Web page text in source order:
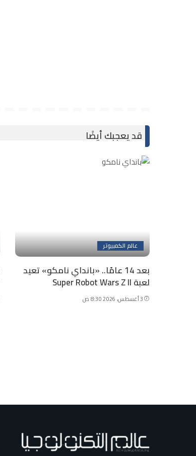
قد يعجبك أيضًا
عالم الكمبيوتر
بعد 14 عامًا.. «بانداي نامكو» تعيد
لعبة Super Robot Wars Z II
3 أغسطس، 2026 8:30 ص